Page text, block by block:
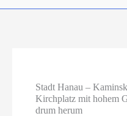
Stadt Hanau –
Kirchplatz mit hohem
drum herum